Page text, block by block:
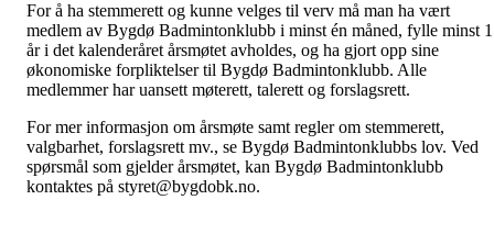
For å ha stemmerett og kunne velges til verv må man ha vært
medlem av Bygdø Badmintonklubb i minst én måned, fylle minst
år i det kalenderåret årsmøtet avholdes, og ha gjort opp sine
økonomiske forpliktelser til Bygdø Badmintonklubb. Alle
medlemmer har uansett møterett, talerett og forslagsrett.
For mer informasjon om årsmøte samt regler om stemmerett,
valgbarhet, forslagsrett mv., se Bygdø Badmintonklubbs lov. Ved
spørsmål som gjelder årsmøtet, kan Bygdø Badmintonklubb
kontaktes på styret@bygdobk.no.